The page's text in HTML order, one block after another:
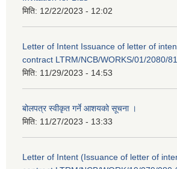
मिति: 12/22/2023 - 12:02
Letter of Intent Issuance of letter of
contract LTRM/NCB/WORKS/01/2080/81
मिति: 11/29/2023 - 14:53
बोलपत्र स्वीकृत गर्ने आशयको सूचना ।
मिति: 11/27/2023 - 13:33
Letter of Intent (Issuance of letter of